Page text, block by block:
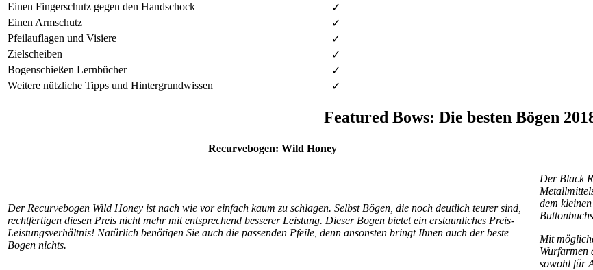
Einen Fingerschutz gegen den Handschock
✓
Einen Armschutz
✓
Pfeilauflagen und Visiere
✓
Zielscheiben
✓
Bogenschießen Lernbücher
✓
Weitere nützliche Tipps und Hintergrundwissen
✓
Featured Bows: Die besten Bögen
Recurvebogen: Wild Honey
Der Recurvebogen Wild Honey ist nach wie vor einfach kaum zu schlagen. Selbst Bögen, die noch deutlich teurer sind,
rechtfertigen diesen Preis nicht mehr mit entsprechend besserer Leistung. Dieser Bogen bietet ein erstaunliches Preis-
Leistungsverhältnis! Natürlich benötigen Sie auch die passenden Pfeile, denn ansonsten bringt Ihnen auch der beste
Bogen nichts.
Der Black
dem
Mit
Wurfarmen
sowohl für